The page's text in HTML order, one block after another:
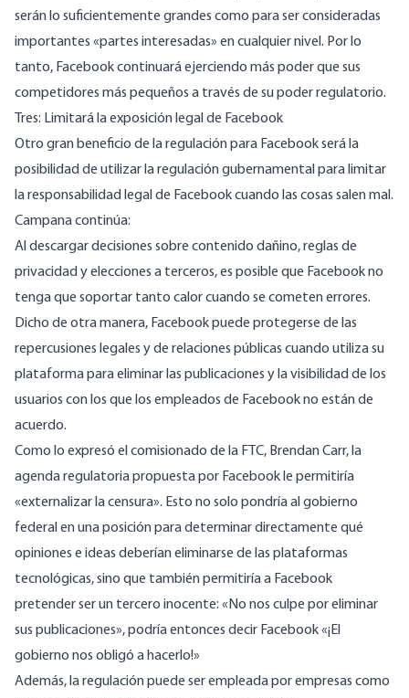
serán lo suficientemente grandes como para ser consideradas
importantes «partes interesadas» en cualquier nivel. Por lo
tanto, Facebook continuará ejerciendo más poder que sus
competidores más pequeños a través de su poder regulatorio.
Tres: Limitará la exposición legal de Facebook
Otro gran beneficio de la regulación para Facebook será la
posibilidad de utilizar la regulación gubernamental para limitar
la responsabilidad legal de Facebook cuando las cosas salen mal.
Campana continúa:
Al descargar decisiones sobre contenido dañino, reglas de
privacidad y elecciones a terceros, es posible que Facebook no
tenga que soportar tanto calor cuando se cometen errores.
Dicho de otra manera, Facebook puede protegerse de las
repercusiones legales y de relaciones públicas cuando utiliza su
plataforma para eliminar las publicaciones y la visibilidad de los
usuarios con los que los empleados de Facebook no están de
acuerdo.
Como lo expresó el comisionado de la FTC, Brendan Carr, la
agenda regulatoria propuesta por Facebook le permitiría
«externalizar la censura». Esto no solo pondría al gobierno
federal en una posición para determinar directamente qué
opiniones e ideas deberían eliminarse de las plataformas
tecnológicas, sino que también permitiría a Facebook
pretender ser un tercero inocente: «No nos culpe por eliminar
sus publicaciones», podría entonces decir Facebook «¡El
gobierno nos obligó a hacerlo!»
Además, la regulación puede ser empleada por empresas como